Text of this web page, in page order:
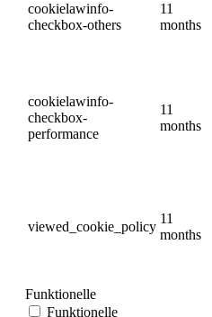
cookielawinfo-
checkbox-others
11
months
cookielawinfo-
checkbox-
performance
11
months
viewed_cookie_policy
11
months
Funktionelle
Funktionelle